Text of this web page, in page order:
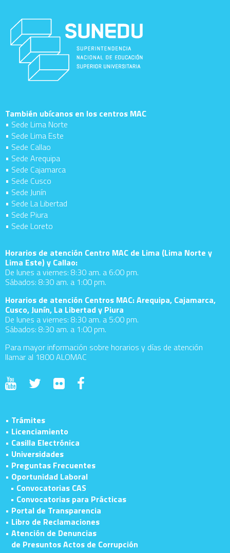
También ubícanos en los centros MAC
• Sede Lima Norte
• Sede Lima Este
• Sede Callao
• Sede Arequipa
• Sede Cajamarca
• Sede Cusco
• Sede Junín
• Sede La Libertad
• Sede Piura
• Sede Loreto
Horarios de atención Centro MAC de Lima (Lima Norte y
Lima Este) y Callao:
De lunes a viernes: 8:30 am. a 6:00 pm.
Sábados: 8:30 am. a 1:00 pm.
Horarios de atención Centros MAC: Arequipa, Cajamarca,
Cusco, Junín, La Libertad y Piura
De lunes a viernes: 8:30 am. a 5:00 pm.
Sábados: 8:30 am. a 1:00 pm.
Para mayor información sobre horarios y días de atención
llamar al 1800 ALOMAC
• Trámites
• Licenciamiento
• Casilla Electrónica
• Universidades
• Preguntas Frecuentes
• Oportunidad Laboral
• Convocatorias CAS
• Convocatorias para Prácticas
• Portal de Transparencia
• Libro de Reclamaciones
• Atención de Denuncias
de Presuntos Actos de Corrupción